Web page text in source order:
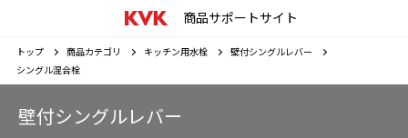
商品サポートサイト
トップ 商品カテゴリ キッチン用水栓
壁付シングルレバー
シングル混合栓
壁付シングルレバー